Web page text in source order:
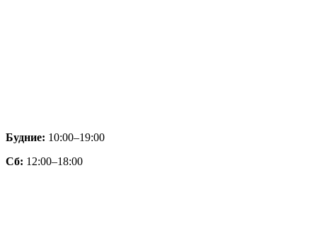
Будние: 10:00–19:00
Сб: 12:00–18:00